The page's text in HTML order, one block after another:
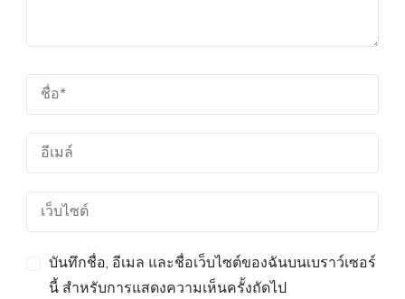
บันทึกชื่อ, อีเมล และชื่อเว็บไซต์ของฉันบนเบราว์เซอร์
นี้ สำหรับการแสดงความเห็นครั้งถัดไป